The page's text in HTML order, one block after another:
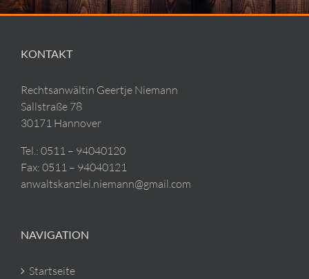
KONTAKT
Rechtsanwältin Geertje Niemann
Sallstraße 78
30171 Hannover
Tel.: 0511 – 94040120
Fax: 0511 – 94040121
anwaltskanzlei.niemann@gmail.com
NAVIGATION
Startseite